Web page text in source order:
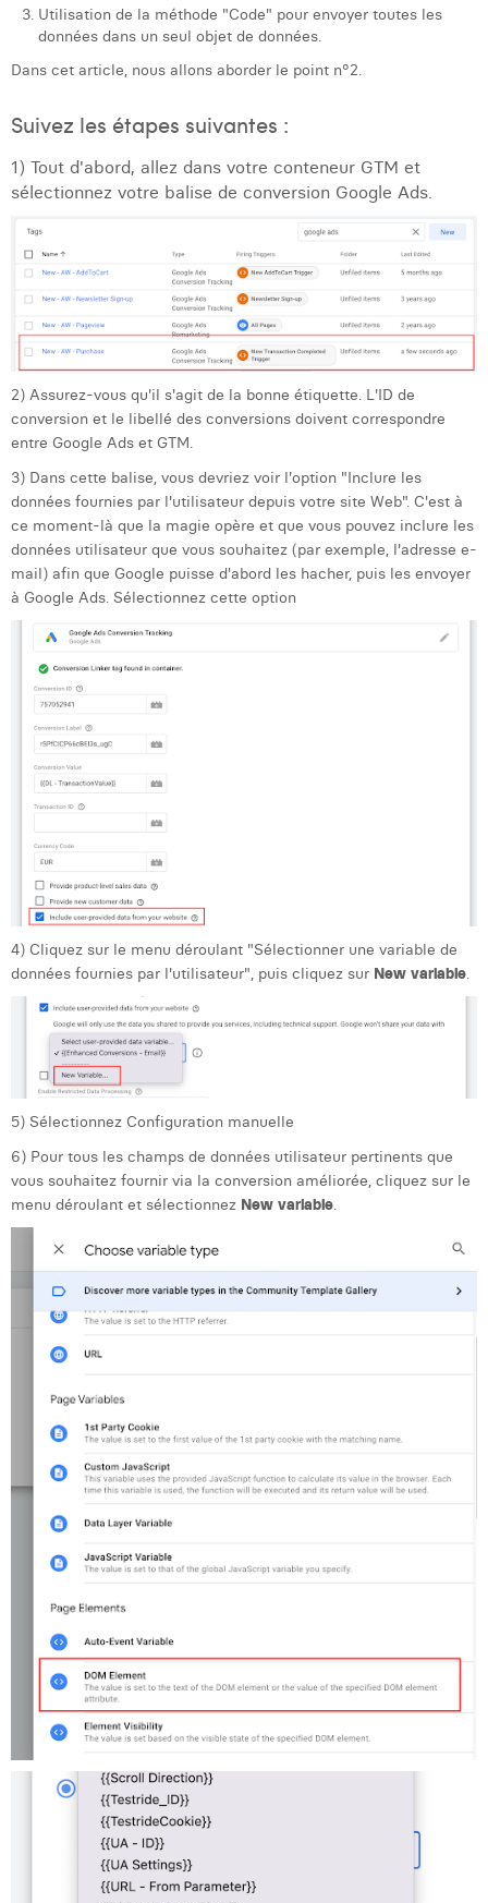
Utilisation de la méthode "Code" pour envoyer toutes les
données dans un seul objet de données.
Dans cet article, nous allons aborder le point n°2.
Suivez les étapes suivantes :
1) Tout d'abord, allez dans votre conteneur GTM et
sélectionnez votre balise de conversion Google Ads.
2) Assurez-vous qu'il s'agit de la bonne étiquette. L'ID de
conversion et le libellé des conversions doivent correspondre
entre Google Ads et GTM.
3) Dans cette balise, vous devriez voir l'option "Inclure les
données fournies par l'utilisateur depuis votre site Web". C'est à
ce moment-là que la magie opère et que vous pouvez inclure les
données utilisateur que vous souhaitez (par exemple, l'adresse e-
mail) afin que Google puisse d'abord les hacher, puis les envoyer
à Google Ads. Sélectionnez cette option
4) Cliquez sur le menu déroulant "Sélectionner une variable de
données fournies par l'utilisateur", puis cliquez sur New variable.
5) Sélectionnez Configuration manuelle
6) Pour tous les champs de données utilisateur pertinents que
vous souhaitez fournir via la conversion améliorée, cliquez sur le
menu déroulant et sélectionnez New variable.